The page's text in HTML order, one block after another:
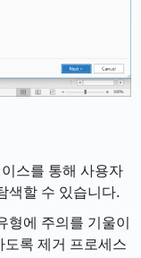
스를 통해 사용자
색할 수 있습니다.
형에 주의를 기울이
도록 제거 프로세스